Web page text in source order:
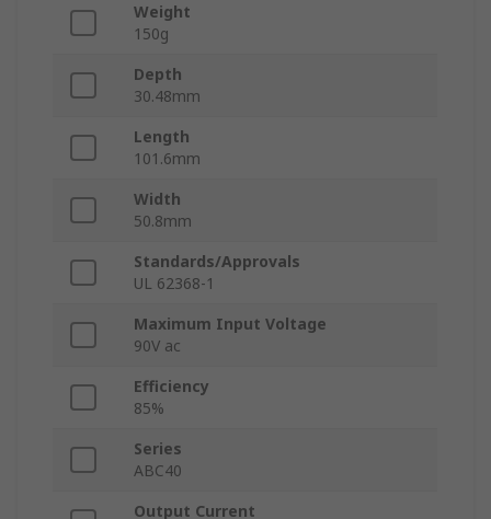
Weight
150g
Depth
30.48mm
Length
101.6mm
Width
50.8mm
Standards/Approvals
UL 62368-1
Maximum Input Voltage
90V ac
Efficiency
85%
Series
ABC40
Output Current